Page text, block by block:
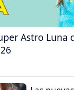
Astro Luna